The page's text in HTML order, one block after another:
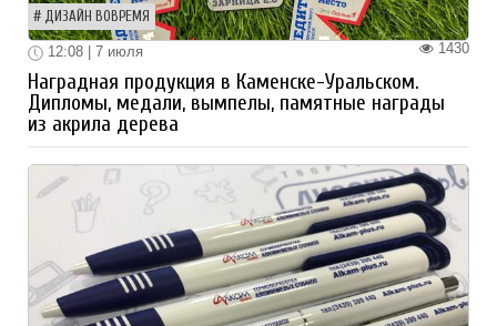
ДИЗАЙН ВОВРЕМЯ
1430
12:08 | 7 июля
Наградная продукция в Каменске-Уральском.
Дипломы, медали, вымпелы, памятные награды
из акрила дерева